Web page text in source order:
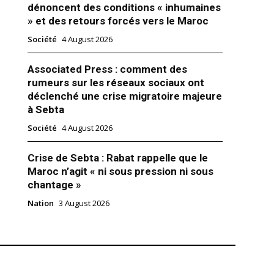
mouvance armée liée aux
agite la menace
dénoncent des conditions « inhumaines
» et des retours forcés vers le Maroc
Société 4 August 2026
Associated Press : comment des
rumeurs sur les réseaux sociaux ont
déclenché une crise migratoire majeure
à Sebta
Société 4 August 2026
Crise de Sebta : Rabat rappelle que le
Maroc n’agit « ni sous pression ni sous
chantage »
Nation 3 August 2026